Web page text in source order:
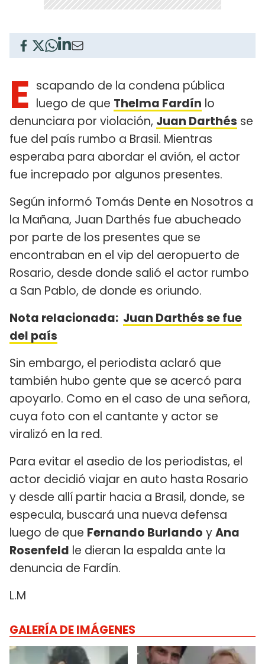
E scapando de la condena pública
luego de que Thelma Fardín lo
denunciara por violación, Juan Darthés se
fue del país rumbo a Brasil. Mientras
esperaba para abordar el avión, el actor
fue increpado por algunos presentes.
Según informó Tomás Dente en Nosotros a
la Mañana, Juan Darthés fue abucheado
por parte de los presentes que se
encontraban en el vip del aeropuerto de
Rosario, desde donde salió el actor rumbo
a San Pablo, de donde es oriundo.
Nota relacionada: Juan Darthés se fue
del país
Sin embargo, el periodista aclaró que
también hubo gente que se acercó para
apoyarlo. Como en el caso de una señora,
cuya foto con el cantante y actor se
viralizó en la red.
Para evitar el asedio de los periodistas, el
actor decidió viajar en auto hasta Rosario
y desde allí partir hacia a Brasil, donde, se
especula, buscará una nueva defensa
luego de que Fernando Burlando yAna
Rosenfeld le dieran la espalda ante la
denuncia de Fardín.
L.M
GALERÍA DE IMÁGENES